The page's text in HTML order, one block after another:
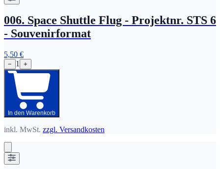
006. Space Shuttle Flug - Projektnr. STS 6
- Souvenirformat
5,50 €
− 1 +
In den Warenkorb
inkl. MwSt. zzgl. Versandkosten